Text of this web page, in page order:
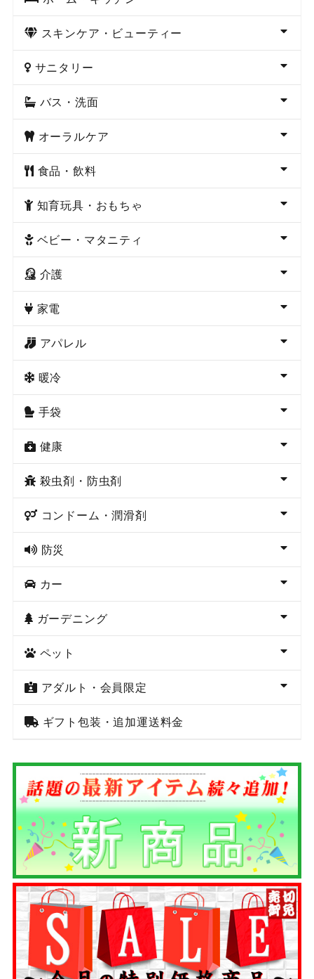
スキンケア・ビューティー
サニタリー
バス・洗面
オーラルケア
食品・飲料
知育玩具・おもちゃ
ベビー・マタニティ
介護
家電
アパレル
暖冷
手袋
健康
殺虫剤・防虫剤
コンドーム・潤滑剤
防災
カー
ガーデニング
ペット
アダルト・会員限定
ギフト包装・追加運送料金